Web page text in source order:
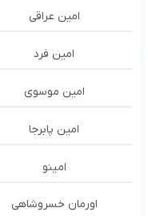
امین عراقی
امین فرد
امین موسوی
امین پابرجا
امینو
اورمان خسروشاهی